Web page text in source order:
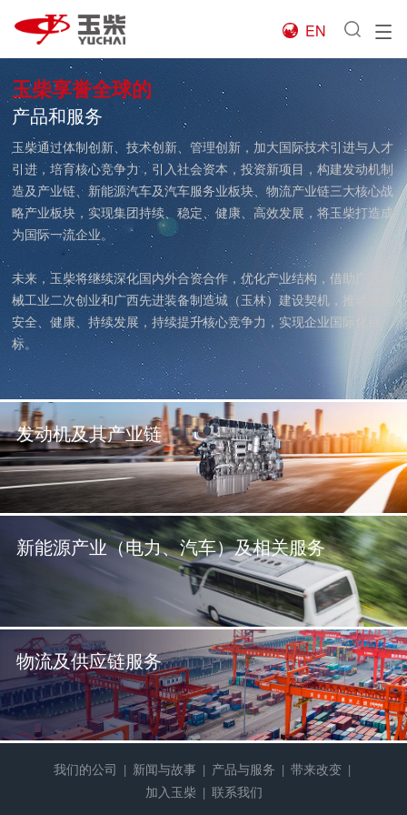

EN
玉柴享誉全球的
产品和服务
玉柴通过体制创新、技术创新、管理创新，加大国际技术引进与人才
引进，培育核心竞争力，引入社会资本，投资新项目，构建发动机制
造及产业链、新能源汽车及汽车服务业板块、物流产业链三大核心战
略产业板块，实现集团持续、稳定、健康、高效发展，将玉柴打造成
为国际一流企业。
未来，玉柴将继续深化国内外合资合作，优化产业结构，借助广西机
械工业二次创业和广西先进装备制造城（玉林）建设契机，推动企业
安全、健康、持续发展，持续提升核心竞争力，实现企业国际化目
标。
发动机及其产业链
新能源产业（电力、汽车）及相关服务
物流及供应链服务
我们的公司 | 新闻与故事 | 产品与服务 | 带来改变 |
加入玉柴 | 联系我们